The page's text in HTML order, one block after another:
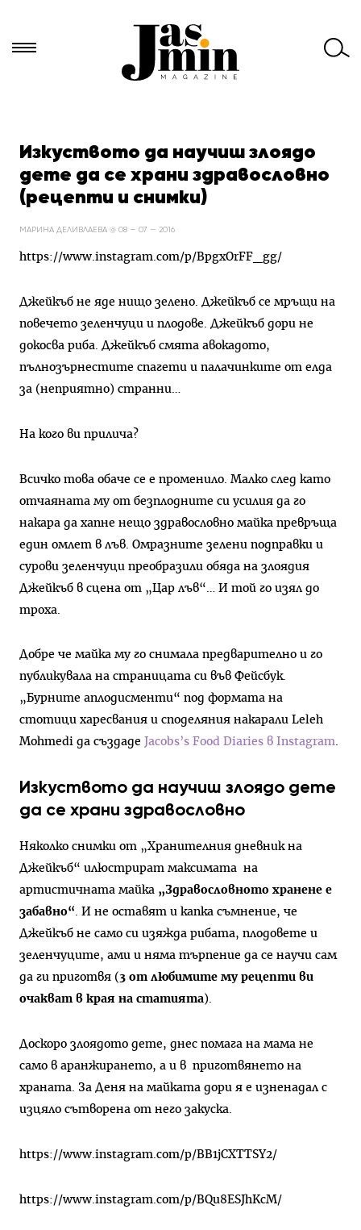
за:Изкуството да научиш злоядо
дете да се храни здравословно
(рецепти и снимки)
МАРИНА ДЕЛИВЛАЕВА @ 08 — 07 — 2016
https://www.instagram.com/p/BpgxOrFF_gg/
Джейкъб не яде нищо зелено. Джейкъб се мръщи на
повечето зеленчуци и плодове. Джейкъб дори не
докосва риба. Джейкъб смята авокадото,
пълнозърнестите спагети и палачинките от елда
за (неприятно) странни…
На кого ви прилича?
Всичко това обаче се е променило. Малко след като
отчаяната му от безплодните си усилия да го
накара да хапне нещо здравословно майка превръща
един омлет в лъв. Омразните зелени подправки и
сурови зеленчуци преобразили обяда на злоядия
Джейкъб в сцена от „Цар лъв“… И той го изял до
троха.
Добре че майка му го снимала предварително и го
публикувала на страницата си във Фейсбук.
„Бурните аплодисменти“ под формата на
стотици харесвания и споделяния накарали Leleh
Mohmedi да създаде
Jacobs’s Food Diaries в Instagram.
Изкуството да научиш злоядо дете
да се храни здравословно
Няколко снимки от „Хранителния дневник на
Джейкъб“ илюстрират максимата на
артистичната майка „Здравословното хранене е
забавно“. И не оставят и капка съмнение, че
Джейкъб не само си изяжда рибата, плодовете и
зеленчуците, ами и няма търпение да се научи сам
да ги приготвя (3 от любимите му рецепти ви
очакват в края на статията).
Доскоро злоядото дете, днес помага на мама не
само в аранжирането, а и в приготвянето на
храната. За Деня на майката дори я е изненадал с
изцяло сътворена от него закуска.
https://www.instagram.com/p/BB1jCXTTSY2/
https://www.instagram.com/p/BQu8ESJhKcM/